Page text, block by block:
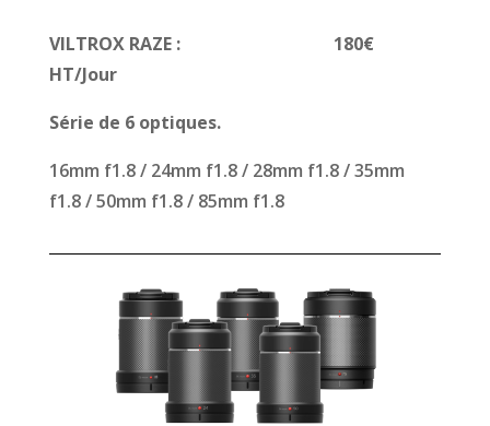
VILTROX RAZE : 180€
HT/Jour
Série de 6 optiques.
16mm f1.8 / 24mm f1.8 / 28mm f1.8 / 35mm
f1.8 / 50mm f1.8 / 85mm f1.8